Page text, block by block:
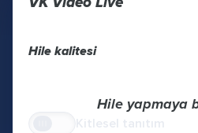
Hile kalitesi
Hile yapmaya